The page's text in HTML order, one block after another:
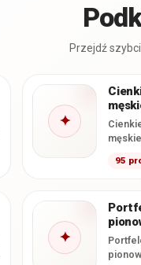
Przejdź
✦
95
✦